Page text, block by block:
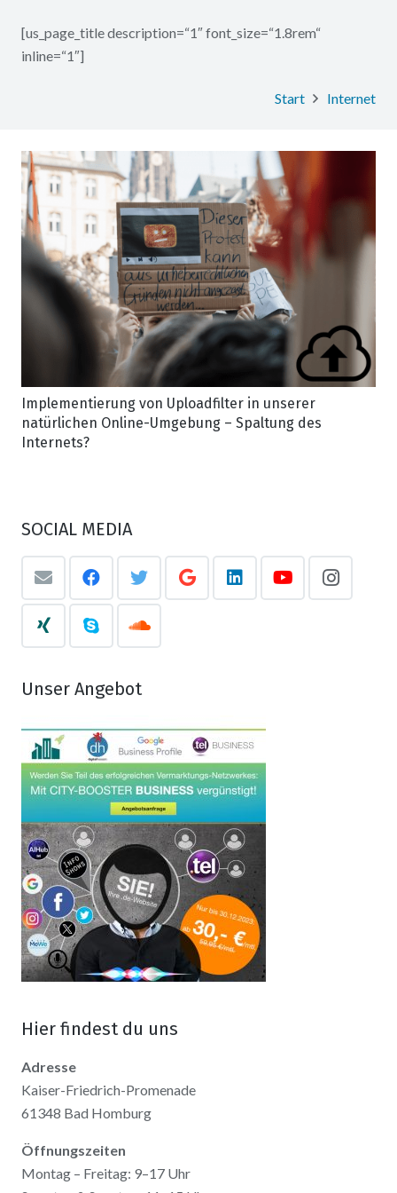
[us_page_title description=“1″ font_size=“1.8rem“
inline=“1″]
Start Internet
Implementierung von Uploadfilter in unserer
natürlichen Online-Umgebung – Spaltung des
Internets?
SOCIAL MEDIA
Unser Angebot
Hier findest du uns
Adresse
Kaiser-Friedrich-Promenade
61348 Bad Homburg
Öffnungszeiten
Montag – Freitag: 9–17 Uhr